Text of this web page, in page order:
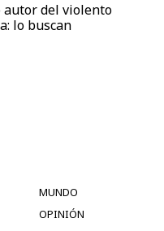
del violento
lo buscan
MUNDO
OPINIÓN